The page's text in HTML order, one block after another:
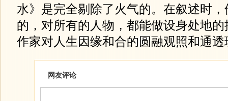
水》是完全剔除了火气的。在叙述时
的，对所有的人物，都能做设身处地
作家对人生因缘和合的圆融观照和通透
网友评论